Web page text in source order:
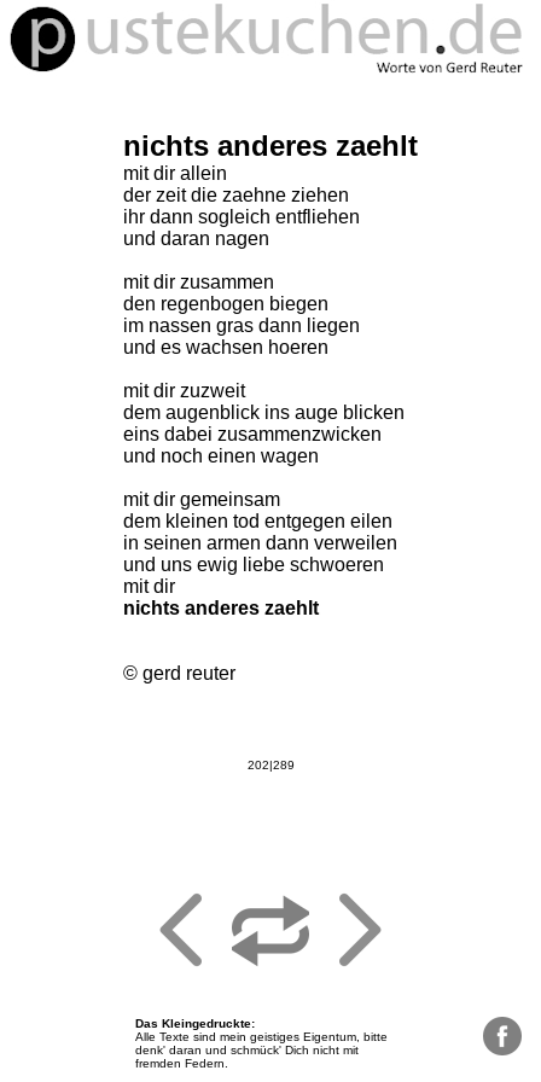
nichts anderes zaehlt
mit dir allein
der zeit die zaehne ziehen
ihr dann sogleich entfliehen
und daran nagen
mit dir zusammen
den regenbogen biegen
im nassen gras dann liegen
und es wachsen hoeren
mit dir zuzweit
dem augenblick ins auge blicken
eins dabei zusammenzwicken
und noch einen wagen
mit dir gemeinsam
dem kleinen tod entgegen eilen
in seinen armen dann verweilen
und uns ewig liebe schwoeren
mit dir
nichts anderes zaehlt
© gerd reuter
202|289
Das Kleingedruckte:
Alle Texte sind mein geistiges Eigentum, bitte
denk' daran und schmück' Dich nicht mit
fremden Federn.